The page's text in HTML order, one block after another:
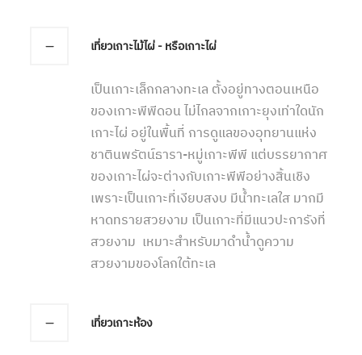
เที่ยวเกาะไม้ไผ่ - หรือเกาะไผ่
เป็นเกาะเล็กกลางทะเล ตั้งอยู่ทางตอนเหนือ
ของเกาะพีพีดอน ไม่ไกลจากเกาะยุงเท่าใดนัก
เกาะไผ่ อยู่ในพื้นที่ การดูแลของอุทยานแห่ง
ชาตินพรัตน์ธารา-หมู่เกาะพีพี แต่บรรยากาศ
ของเกาะไผ่จะต่างกับเกาะพีพีอย่างสิ้นเชิง
เพราะเป็นเกาะที่เงียบสงบ มีน้ำทะเลใส มากมี
หาดทรายสวยงาม เป็นเกาะที่มีแนวปะการังที่
สวยงาม เหมาะสำหรับมาดำน้ำดูความ
สวยงามของโลกใต้ทะเล
เที่ยวเกาะห้อง